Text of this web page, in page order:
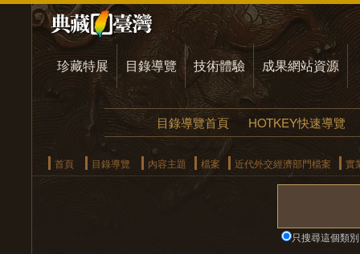
珍藏特展 目錄導覽 技術體驗 成果網站資源
目錄導覽首頁 HOTKEY快速導覽
首頁 目錄導覽 內容主題 檔案 近代外交經濟部門檔案 實
只搜尋這個類別